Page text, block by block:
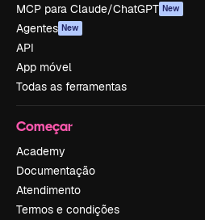
MCP para Claude/ChatGPT New
Agentes New
API
App móvel
Todas as ferramentas
Começar
Academy
Documentação
Atendimento
Termos e condições